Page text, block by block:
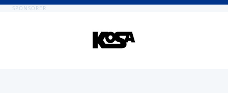
SPONSORER